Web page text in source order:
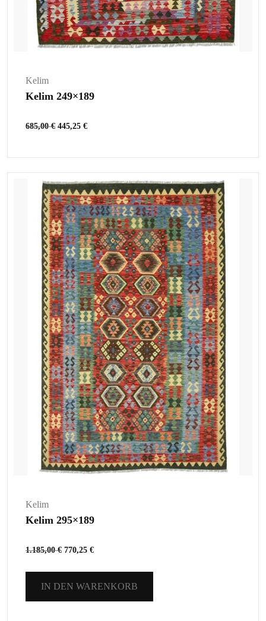
Kelim
Kelim 249×189
685,00€ 445,25 €
Kelim
Kelim 295×189
1.185,00€ 770,25 €
IN DEN WARENKORB